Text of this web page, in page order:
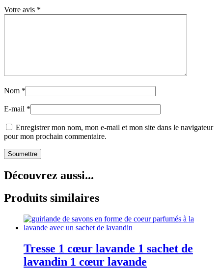
Votre avis *
Nom *
E-mail *
Enregistrer mon nom, mon e-mail et mon site dans le navigateur
pour mon prochain commentaire.
Découvrez aussi...
Produits similaires
Tresse 1 cœur lavande 1 sachet de
lavandin 1 cœur lavande